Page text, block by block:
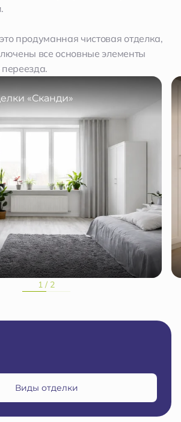
продуманная чистовая отделка,
все основные элементы
«Сканди»
1 / 2
Виды отделки